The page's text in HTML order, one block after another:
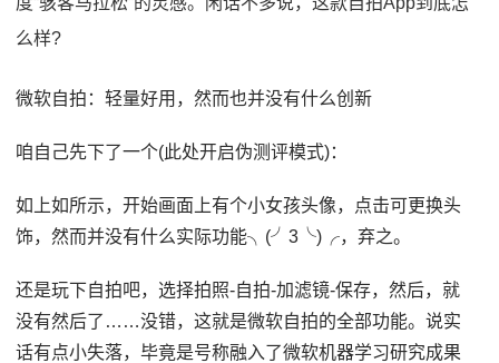
么样?
微软自拍：轻量好用，然而也并没有什么创新
咱自己先下了一个(此处开启伪测评模式)：
如上如所示，开始画面上有个小女孩头像，点击可更换头
饰，然而并没有什么实际功能╮(╯3╰)╭，弃之。
还是玩下自拍吧，选择拍照-自拍-加滤镜-保存，然后，就
没有然后了……没错，这就是微软自拍的全部功能。说实
话有点小失落，毕竟是号称融入了微软机器学习研究成果